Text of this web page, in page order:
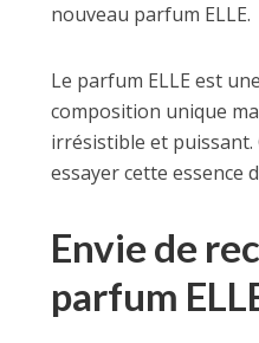
nouveau parfum ELLE.
Le parfum ELLE est
composition unique
irrésistible et
essayer cette essence
Envie de
parfum